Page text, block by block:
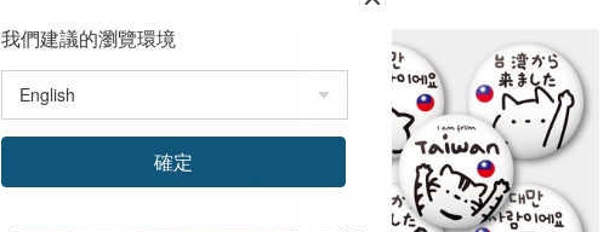
我們建議的瀏覽環境
確定